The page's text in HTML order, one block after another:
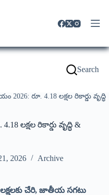
Search
రూ. 4.18 లక్షల రికార్డు వృద్ధి
లక్షల రికార్డు వృద్ధి &
2026 Archive
చేరి, జాతీయ సగటు